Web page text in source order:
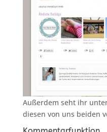
Außerdem seht ihr
diesen von uns beiden